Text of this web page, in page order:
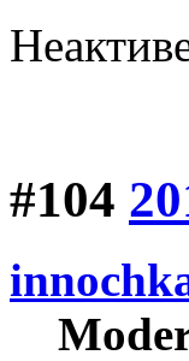
#104